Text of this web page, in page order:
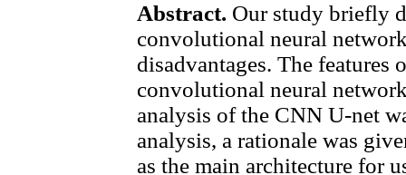
Abstract. Our study briefly
convolutional neural
disadvantages. The features
convolutional neural
analysis of the CNN U-net
analysis, a rationale was
as the main architecture for